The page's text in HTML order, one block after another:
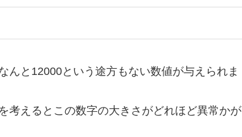
んと12000という途方もない数値が与えられま
考えるとこの数字の大きさがどれほど異常かが